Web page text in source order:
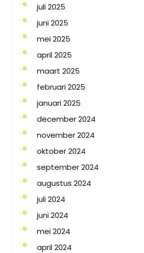
juli 2025
juni 2025
mei 2025
april 2025
maart 2025
februari 2025
januari 2025
december 2024
november 2024
oktober 2024
september 2024
augustus 2024
juli 2024
juni 2024
mei 2024
april 2024